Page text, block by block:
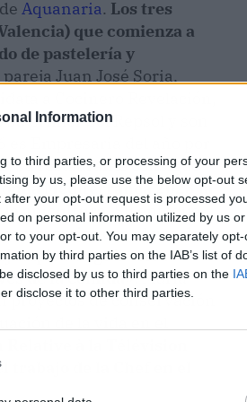
Information
to third parties, or processing of your
by us, please use the below opt-out
your opt-out request is processed
on personal information utilized by us
to your opt-out. You may separately
by third parties on the IAB’s list of
disclosed by us to third parties on the
disclose it to other third parties.
Aquanaria. Los tres
que comienza a
de pastelería y
Juan José Soria,
a Cocinero Revelación,
primer Sol Repsol y son
Empresaria del año por
su restaurante consigue
Mediterrànea 2023 la
la apicultura. Su enfoque
con el uso de
a seguir en la
de la comida». María
de conservación
de la vida en el
à la Télévision
de la Chef en el